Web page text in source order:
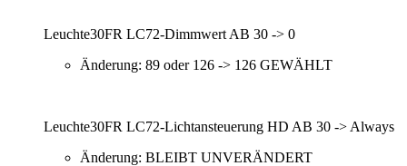
Leuchte30FR LC72-Dimmwert AB 30 -> 0
Änderung: 89 oder 126 -> 126 GEWÄHLT
Leuchte30FR LC72-Lichtansteuerung HD AB 30 -> Always
Änderung: BLEIBT UNVERÄNDERT